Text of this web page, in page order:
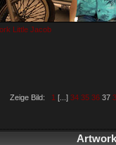
Little Jacob
Zeige Bild: 1 [...] 34 35 36 37